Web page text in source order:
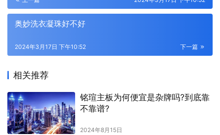
奥妙洗衣凝珠好不好
下一篇
2024年3月17日 下午10:52
相关推荐
铭瑄主板为何便宜是杂牌吗?到底靠
不靠谱?
2024年8月15日